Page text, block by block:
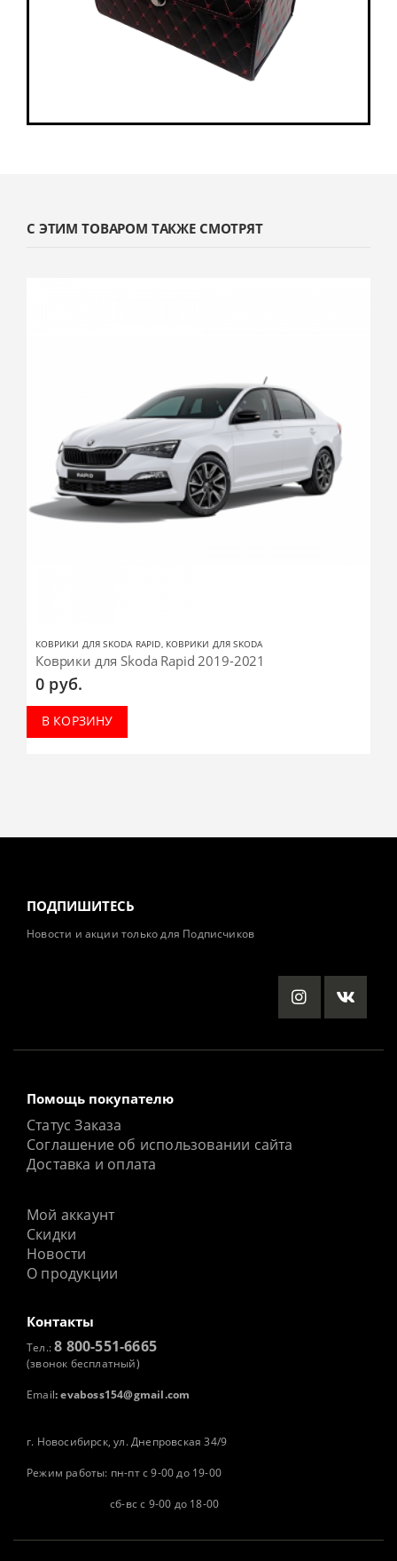
С ЭТИМ ТОВАРОМ ТАКЖЕ СМОТРЯТ
КОВРИКИ ДЛЯ SKODA RAPID, КОВРИКИ ДЛЯ SKODA
Коврики для Skoda Rapid 2019-2021
0 руб.
В КОРЗИНУ
ПОДПИШИТЕСЬ
Новости и акции только для Подписчиков
Помощь покупателю
Статус Заказа
Соглашение об использовании сайта
Доставка и оплата
Мой аккаунт
Скидки
Новости
О продукции
Контакты
Тел.:8 800-551-6665
(звонок бесплатный)
Email: evaboss154@gmail.com
г. Новосибирск, ул. Днепровская 34/9
Режим работы: пн-пт с 9-00 до 19-00
сб-вс с 9-00 до 18-00